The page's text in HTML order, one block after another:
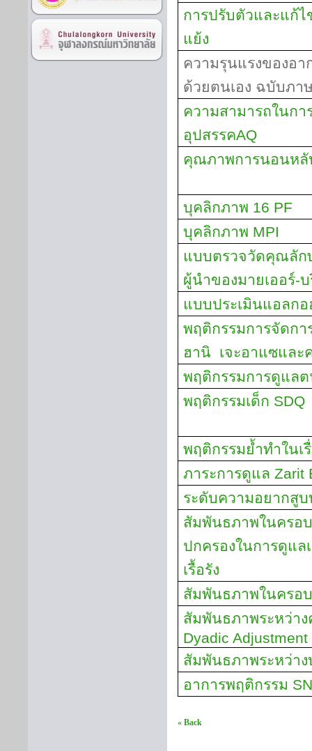
การปรับตัวและแก้
แย้ง
ความรุนแรงของอา
ด้วยตนเอง ฉบับภา
ความสามารถในก
อุปสรรคAQ
คุณภาพการนอนหลั
บุคลิกภาพ 16 PF
บุคลิกภาพ MPI
แบบตรวจวัดคุณลั
ผู้นำของมายเออร์-
แบบประเมินแอลก
พฤติกรรมการจัดกา
ฮานิ เจะอาแซแล
พฤติกรรมการดูแลต
พฤติกรรมเด็ก SDQ
พฤติกรรมย้ำทำในเ
ภาระการดูแล Zarit
ระดับความอยากสู
สัมพันธภาพในครอ
ปกครองในการดูแล
เรื้อรัง
สัมพันธภาพในครอ
สัมพันธภาพระหว่า
Dyadic Adjustment
สัมพันธภาพระหว่า
อาการพฤติกรรม
« Back